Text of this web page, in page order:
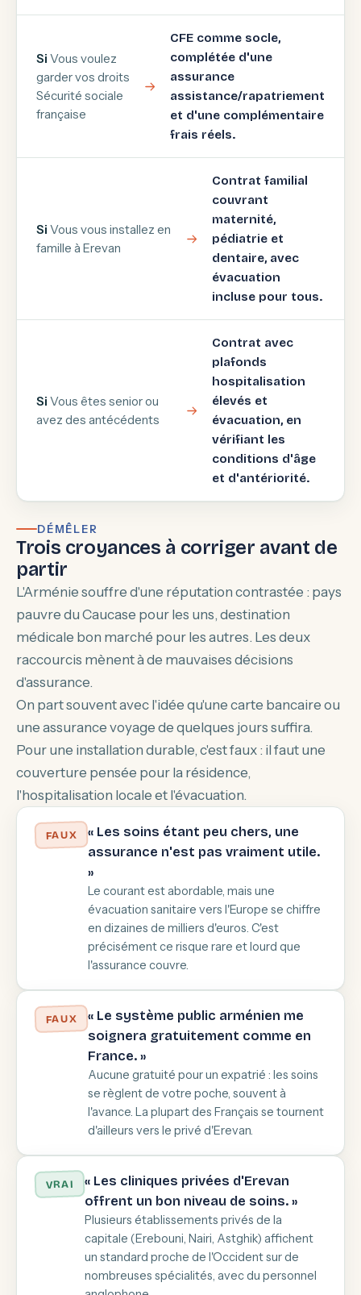
Si Vous voulez
garder vos droits
Sécurité sociale
française
CFE comme socle,
complétée d'une
assurance
assistance/rapatriement
et d'une complémentaire
frais réels.
Si Vous vous installez en
famille à Erevan
Contrat familial
couvrant
maternité,
pédiatrie et
dentaire, avec
évacuation
incluse pour tous.
Si Vous êtes senior ou
avez des antécédents
Contrat avec
plafonds
hospitalisation
élevés et
évacuation, en
vérifiant les
conditions d'âge
et d'antériorité.
DÉMÊLER
Trois croyances à corriger avant de
partir
L'Arménie souffre d'une réputation contrastée : pays
pauvre du Caucase pour les uns, destination
médicale bon marché pour les autres. Les deux
raccourcis mènent à de mauvaises décisions
d'assurance.
On part souvent avec l'idée qu'une carte bancaire ou
une assurance voyage de quelques jours suffira.
Pour une installation durable, c'est faux : il faut une
couverture pensée pour la résidence,
l'hospitalisation locale et l'évacuation.
FAUX
« Les soins étant peu chers, une
assurance n'est pas vraiment utile.
»
Le courant est abordable, mais une
évacuation sanitaire vers l'Europe se chiffre
en dizaines de milliers d'euros. C'est
précisément ce risque rare et lourd que
l'assurance couvre.
FAUX
« Le système public arménien me
soignera gratuitement comme en
France. »
Aucune gratuité pour un expatrié : les soins
se règlent de votre poche, souvent à
l'avance. La plupart des Français se tournent
d'ailleurs vers le privé d'Erevan.
VRAI
« Les cliniques privées d'Erevan
offrent un bon niveau de soins. »
Plusieurs établissements privés de la
capitale (Erebouni, Nairi, Astghik) affichent
un standard proche de l'Occident sur de
nombreuses spécialités, avec du personnel